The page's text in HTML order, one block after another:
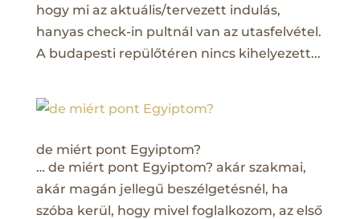
hogy mi az aktuális/tervezett indulás,
hanyas check-in pultnál van az utasfelvétel.
A budapesti repülőtéren nincs kihelyezett...
de miért pont Egyiptom?
… de miért pont Egyiptom? akár szakmai,
akár magán jellegű beszélgetésnél, ha
szóba kerül, hogy mivel foglalkozom, az első